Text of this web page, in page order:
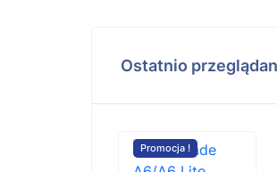
Ostatnio
Promocja !